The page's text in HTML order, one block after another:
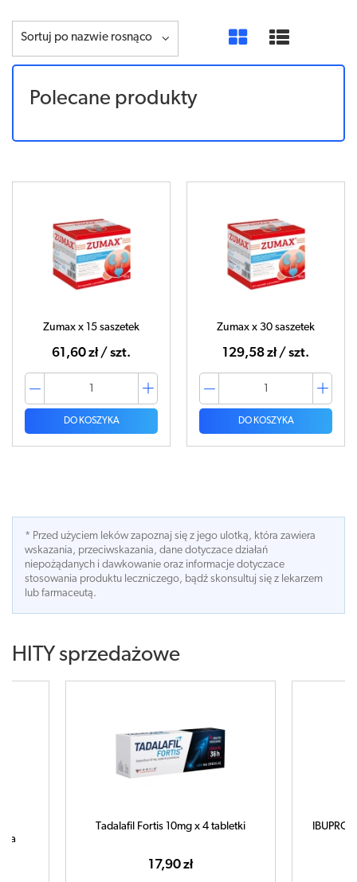
Sortuj po nazwie rosnąco
Polecane produkty
Zumax x 15 saszetek
61,60 zł / szt.
DO KOSZYKA
Zumax x 30 saszetek
129,58 zł / szt.
DO KOSZYKA
* Przed użyciem leków zapoznaj się z jego ulotką, która zawiera
wskazania, przeciwskazania, dane dotyczace działań
niepożądanych i dawkowanie oraz informacje dotyczace
stosowania produktu leczniczego, bądź skonsultuj się z lekarzem
lub farmaceutą.
HITY sprzedażowe
Tadalafil Fortis 10mg x 4 tabletki
17,90 zł